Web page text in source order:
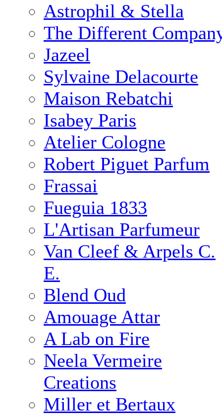
Astrophil & Stella
The Different
Jazeel
Sylvaine Delacourte
Maison Rebatchi
Isabey Paris
Atelier Cologne
Robert Piguet Parfum
Frassai
Fueguia 1833
L'Artisan Parfumeur
Van Cleef & Arpels C.
E.
Blend Oud
Amouage Attar
A Lab on Fire
Neela Vermeire
Creations
Miller et Bertaux